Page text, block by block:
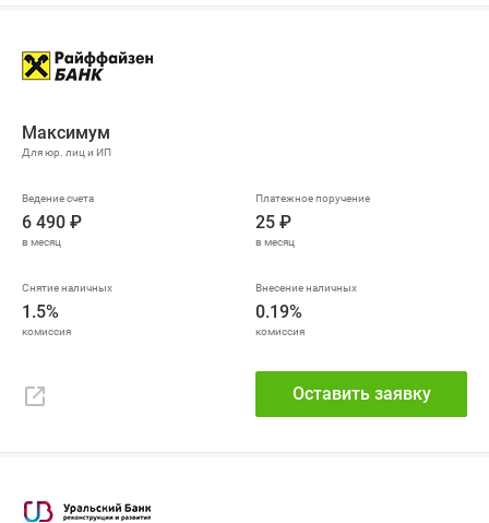
Максимум
6 490 ₽ 25 ₽
1.5% 0.19%
Оставить заявку